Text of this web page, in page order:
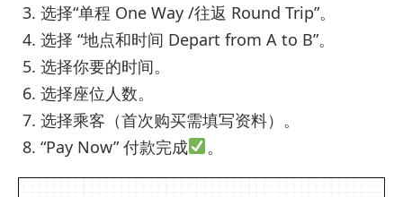
选择“单程 One Way /往返 Round Trip”。
选择 “地点和时间 Depart from A to B”。
选择你要的时间。
选择座位人数。
选择乘客（首次购买需填写资料）。
“Pay Now” 付款完成
。